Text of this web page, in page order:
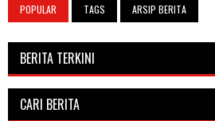
POPULAR TAGS ARSIP BERITA
BERITA TERKINI
CARI BERITA